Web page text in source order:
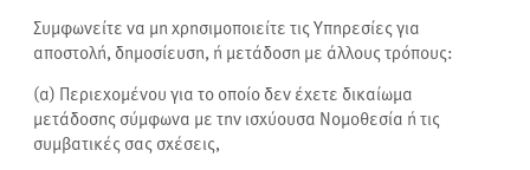
Συμφωνείτε να μη χρησιμοποιείτε τις Υπηρεσίες για
αποστολή, δημοσίευση, ή μετάδοση με άλλους τρόπους:
(α) Περιεχομένου για το οποίο δεν έχετε δικαίωμα
μετάδοσης σύμφωνα με την ισχύουσα Νομοθεσία ή τις
συμβατικές σας σχέσεις,